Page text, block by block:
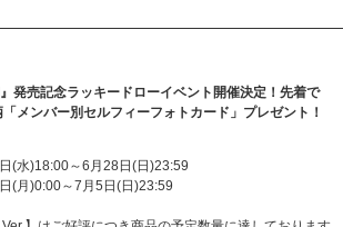
発売記念ラッキードローイベント開催決定！先着で
メンバー別セルフィーフォトカード」プレゼント！
(水)18:00～6月28日(日)23:59
(月)0:00～7月5日(日)23:59